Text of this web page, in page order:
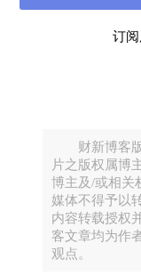
朗普交易的艺术
叙事中的经济体
掉底，远远不如
订
财新博客版
片之版权属博
博主及/或相关
媒体不得予以
内容转载授权
客文章均为作
观点。